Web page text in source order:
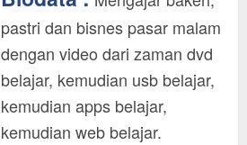
pastri dan bisnes pasar malam
dengan video dari zaman dvd
belajar, kemudian usb belajar,
kemudian apps belajar,
kemudian web belajar.